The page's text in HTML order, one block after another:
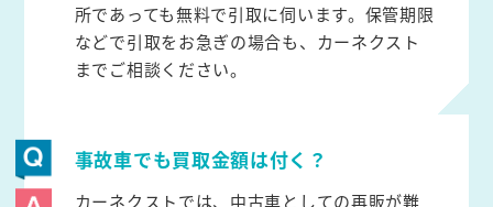
所であっても無料で引取に伺います。保管期限
などで引取をお急ぎの場合も、カーネクスト
までご相談ください。
事故車でも買取金額は付く？
カーネクストでは、中古車としての再販が難